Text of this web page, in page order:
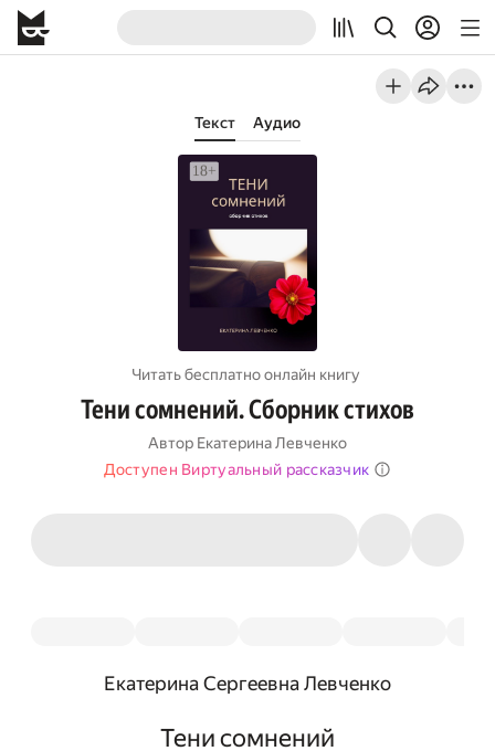
Текст Аудио
Читать бесплатно онлайн книгу
Тени сомнений. Сборник стихов
Автор Екатерина Левченко
Доступен Виртуальный рассказчик
Екатерина Сергеевна Левченко
Тени сомнений